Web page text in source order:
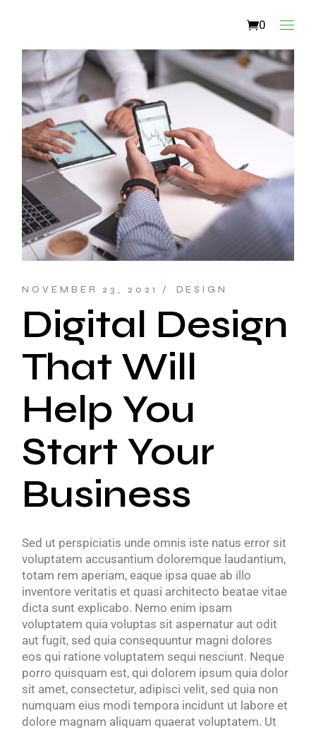
0
NOVEMBER 23, 2021 DESIGN
Digital Design
That Will
Help You
Start Your
Business
Sed ut perspiciatis unde omnis iste natus error sit
voluptatem accusantium doloremque laudantium,
totam rem aperiam, eaque ipsa quae ab illo
inventore veritatis et quasi architecto beatae vitae
dicta sunt explicabo. Nemo enim ipsam
voluptatem quia voluptas sit aspernatur aut odit
aut fugit, sed quia consequuntur magni dolores
eos qui ratione voluptatem sequi nesciunt. Neque
porro quisquam est, qui dolorem ipsum quia dolor
sit amet, consectetur, adipisci velit, sed quia non
numquam eius modi tempora incidunt ut labore et
dolore magnam aliquam quaerat voluptatem. Ut